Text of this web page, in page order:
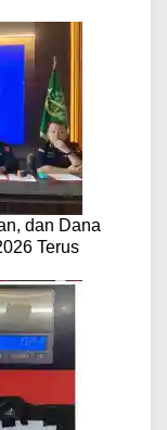
dan Dana
Terus